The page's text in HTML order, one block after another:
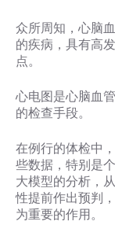
众所周知，心脑
的疾病，具有高
点。
心电图是心脑血
的检查手段。
在例行的体检中
些数据，特别是
大模型的分析，
性提前作出预判
为重要的作用。